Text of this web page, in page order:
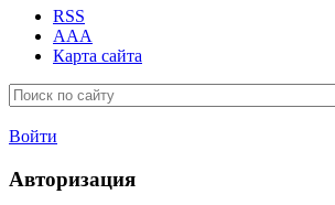
RSS
AAA
Карта сайта
Войти
Авторизация